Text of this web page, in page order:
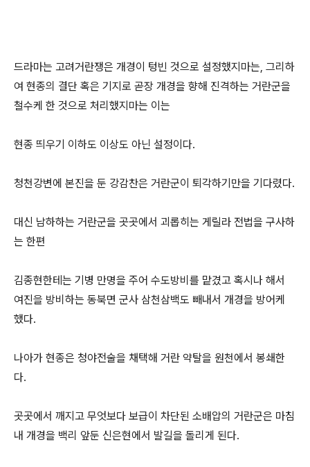
드라마는 고려거란쟁은 개경이 텅빈 것으로 설정했지마는, 그리하
여 현종의 결단 혹은 기지로 곧장 개경을 향해 진격하는 거란군을
철수케 한 것으로 처리했지마는 이는
현종 띄우기 이하도 이상도 아닌 설정이다.
청천강변에 본진을 둔 강감찬은 거란군이 퇴각하기만을 기다렸다.
대신 남하하는 거란군을 곳곳에서 괴롭히는 게릴라 전법을 구사하
는 한편
김종현한테는 기병 만명을 주어 수도방비를 맡겼고 혹시나 해서
여진을 방비하는 동북면 군사 삼천삼백도 빼내서 개경을 방어케
했다.
나아가 현종은 청야전술을 채택해 거란 약탈을 원천에서 봉쇄한
다.
곳곳에서 깨지고 무엇보다 보급이 차단된 소배압의 거란군은 마침
내 개경을 백리 앞둔 신은현에서 발길을 돌리게 된다.